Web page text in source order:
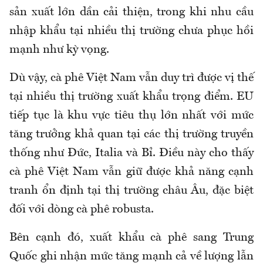
sản xuất lớn dần cải thiện, trong khi nhu cầu
nhập khẩu tại nhiều thị trường chưa phục hồi
mạnh như kỳ vọng.
Dù vậy, cà phê Việt Nam vẫn duy trì được vị thế
tại nhiều thị trường xuất khẩu trọng điểm. EU
tiếp tục là khu vực tiêu thụ lớn nhất với mức
tăng trưởng khả quan tại các thị trường truyền
thống như Đức, Italia và Bỉ. Điều này cho thấy
cà phê Việt Nam vẫn giữ được khả năng cạnh
tranh ổn định tại thị trường châu Âu, đặc biệt
đối với dòng cà phê robusta.
Bên cạnh đó, xuất khẩu cà phê sang Trung
Quốc ghi nhận mức tăng mạnh cả về lượng lẫn